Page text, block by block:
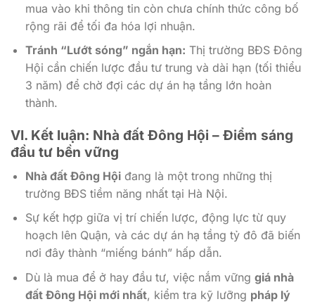
mua vào khi thông tin còn chưa chính thức công bố
rộng rãi để tối đa hóa lợi nhuận.
Tránh “Lướt sóng” ngắn hạn: Thị trường BĐS Đông
Hội cần chiến lược đầu tư trung và dài hạn (tối thiểu
3 năm) để chờ đợi các dự án hạ tầng lớn hoàn
thành.
VI. Kết luận: Nhà đất Đông Hội – Điểm sáng
đầu tư bền vững
Nhà đất Đông Hộiđang là một trong những thị
trường BĐS tiềm năng nhất tại Hà Nội.
Sự kết hợp giữa vị trí chiến lược, động lực từ quy
hoạch lên Quận, và các dự án hạ tầng tỷ đô đã biến
nơi đây thành “miếng bánh” hấp dẫn.
Dù là mua để ở hay đầu tư, việc nắm vững giá nhà
đất Đông Hội mới nhất, kiểm tra kỹ lưỡng pháp lý